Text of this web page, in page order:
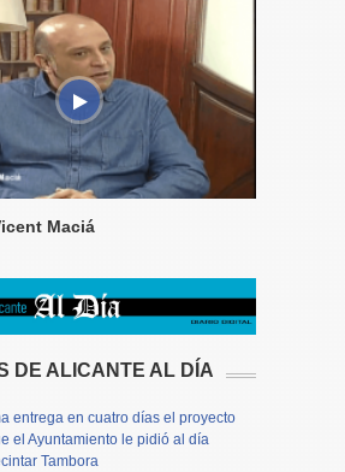
Maciá
DE ALICANTE AL DÍA
entrega en cuatro días el proyecto
el Ayuntamiento le pidió al día
Tambora